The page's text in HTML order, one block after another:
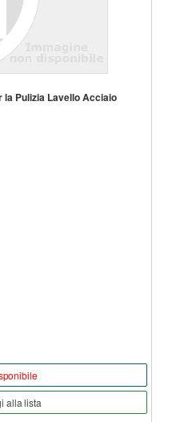
la Pulizia Lavello Acciaio
alla lista